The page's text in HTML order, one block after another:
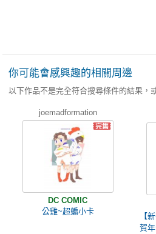
你可能會感興趣的相關周邊
以下作品不是完全符合搜尋條件的結果，
joemadformation
DC COMIC
公雞~超蝙小卡
【
賀